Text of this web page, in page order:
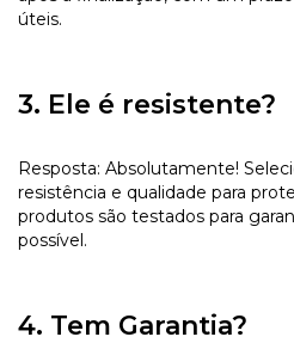
úteis.
3. Ele é resistente?
Resposta: Absolutamente!
resistência e qualidade para
produtos são testados para
possível.
4. Tem Garantia?